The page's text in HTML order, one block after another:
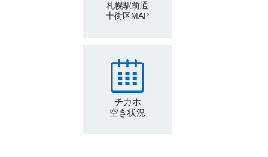
札幌駅前通
十街区MAP
チカホ
空き状況